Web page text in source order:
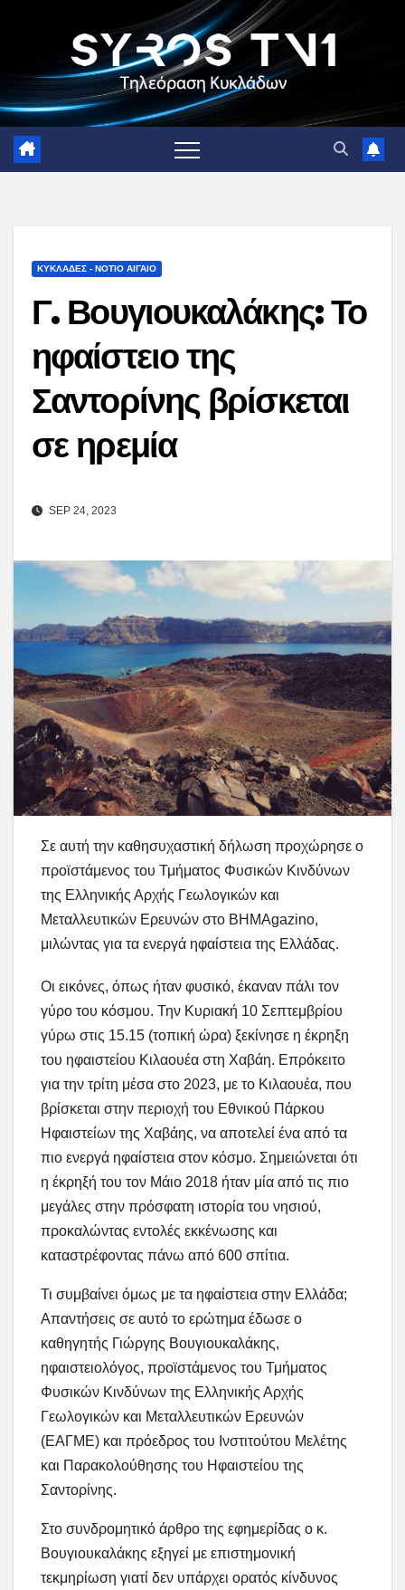
ΚΥΚΛΑΔΕΣ - ΝΟΤΙΟ ΑΙΓΑΙΟ
Γ. Βουγιουκαλάκης: Το
ηφαίστειο της
Σαντορίνης βρίσκεται
σε ηρεμία
SEP 24, 2023
Σε αυτή την καθησυχαστική δήλωση προχώρησε ο
προϊστάμενος του Τμήματος Φυσικών Κινδύνων
της Ελληνικής Αρχής Γεωλογικών και
Μεταλλευτικών Ερευνών στο ΒΗΜΑgazino,
μιλώντας για τα ενεργά ηφαίστεια της Ελλάδας.
Οι εικόνες, όπως ήταν φυσικό, έκαναν πάλι τον
γύρο του κόσμου. Την Κυριακή 10 Σεπτεμβρίου
γύρω στις 15.15 (τοπική ώρα) ξεκίνησε η έκρηξη
του ηφαιστείου Κιλαουέα στη Χαβάη. Επρόκειτο
για την τρίτη μέσα στο 2023, με το Κιλαουέα, που
βρίσκεται στην περιοχή του Εθνικού Πάρκου
Ηφαιστείων της Χαβάης, να αποτελεί ένα από τα
πιο ενεργά ηφαίστεια στον κόσμο. Σημειώνεται ότι
η έκρηξή του τον Μάιο 2018 ήταν μία από τις πιο
μεγάλες στην πρόσφατη ιστορία του νησιού,
προκαλώντας εντολές εκκένωσης και
καταστρέφοντας πάνω από 600 σπίτια.
Τι συμβαίνει όμως με τα ηφαίστεια στην Ελλάδα;
Απαντήσεις σε αυτό το ερώτημα έδωσε ο
καθηγητής Γιώργης Βουγιουκαλάκης,
ηφαιστειολόγος, προϊστάμενος του Τμήματος
Φυσικών Κινδύνων της Ελληνικής Αρχής
Γεωλογικών και Μεταλλευτικών Ερευνών
(ΕΑΓΜΕ) και πρόεδρος του Ινστιτούτου Μελέτης
και Παρακολούθησης του Ηφαιστείου της
Σαντορίνης.
Στο συνδρομητικό άρθρο της εφημερίδας ο κ.
Βουγιουκαλάκης εξηγεί με επιστημονική
τεκμηρίωση γιατί δεν υπάρχει ορατός κίνδυνος